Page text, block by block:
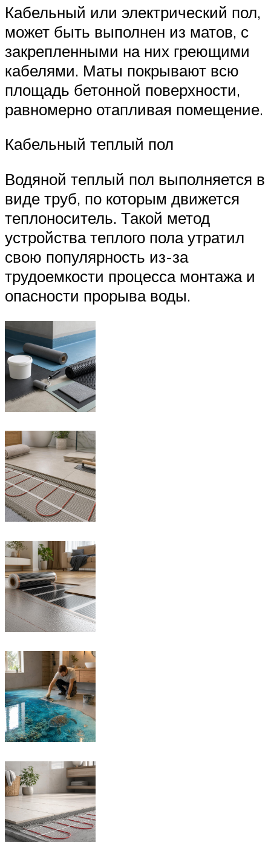
Кабельный или электрический пол,
может быть выполнен из матов, с
закрепленными на них греющими
кабелями. Маты покрывают всю
площадь бетонной поверхности,
равномерно отапливая помещение.
Кабельный теплый пол
Водяной теплый пол выполняется в
виде труб, по которым движется
теплоноситель. Такой метод
устройства теплого пола утратил
свою популярность из-за
трудоемкости процесса монтажа и
опасности прорыва воды.